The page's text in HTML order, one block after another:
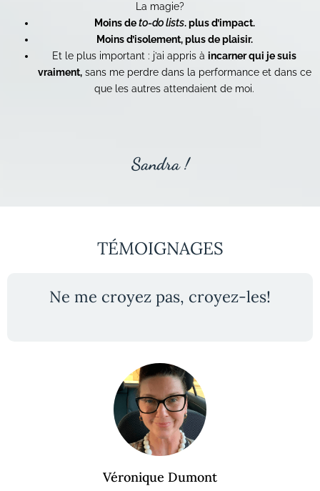
La magie?
Moins deto-do lists. plus d’impact.
Moins d’isolement, plus de plaisir.
Et le plus important : j’ai appris à incarner qui je suis
vraiment,sans me perdre dans la performance et dans ce
que les autres attendaient de moi.
Sandra !
TÉMOIGNAGES
Ne me croyez pas, croyez-les!
Véronique Dumont